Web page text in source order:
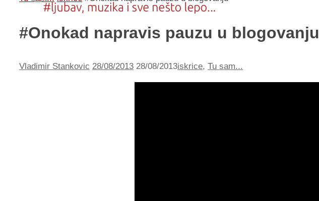
#Onokad napravis pauzu u blogovanju
Vladimir Stankovic 28/08/2013 28/08/2013iskrice, Tu sam...